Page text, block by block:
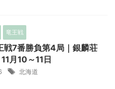
竜王戦
戦7番勝負第4局｜銀麟荘
月10～11日
北海道